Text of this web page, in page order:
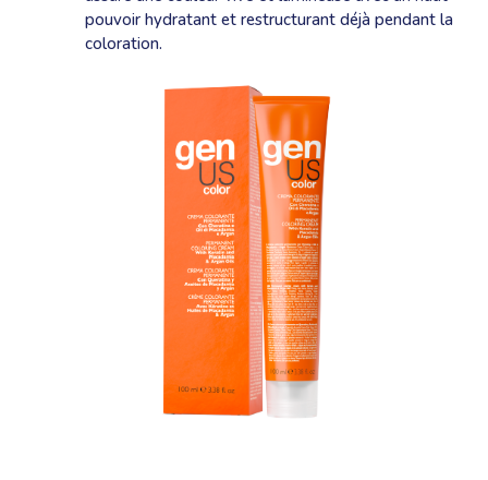
pouvoir hydratant et restructurant déjà pendant la
coloration.